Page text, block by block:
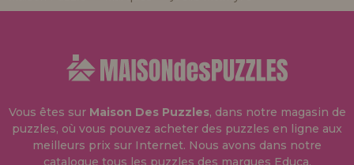
Vous êtes sur Maison Des Puzzles, dans notre magasin de
puzzles, où vous pouvez acheter des puzzles en ligne aux
meilleurs prix sur Internet. Nous avons dans notre